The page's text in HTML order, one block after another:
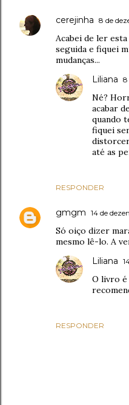
cerejinha 8 de
Acabei de ler
seguida e fiquei
mudanças...
RESPONDER
Liliana 8
Né?
acabar
quando
fiquei
até as
gmgm 14 de
Só oiço dizer
mesmo lê-lo. A
RESPONDER
Liliana
O livro é